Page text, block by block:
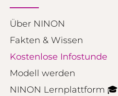
Über NINON
Fakten & Wissen
Kostenlose Infostunde
Modell werden
NINON Lernplattform 🎓